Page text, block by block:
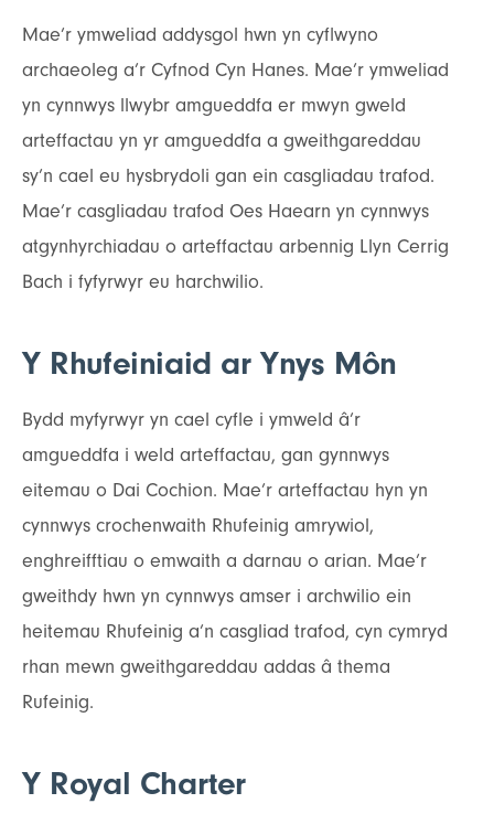
Mae’r ymweliad addysgol hwn yn cyflwyno
archaeoleg a’r Cyfnod Cyn Hanes. Mae’r ymweliad
yn cynnwys llwybr amgueddfa er mwyn gweld
arteffactau yn yr amgueddfa a gweithgareddau
sy’n cael eu hysbrydoli gan ein casgliadau trafod.
Mae’r casgliadau trafod Oes Haearn yn cynnwys
atgynhyrchiadau o arteffactau arbennig Llyn Cerrig
Bach i fyfyrwyr eu harchwilio.
Y Rhufeiniaid ar Ynys Môn
Bydd myfyrwyr yn cael cyfle i ymweld â’r
amgueddfa i weld arteffactau, gan gynnwys
eitemau o Dai Cochion. Mae’r arteffactau hyn yn
cynnwys crochenwaith Rhufeinig amrywiol,
enghreifftiau o emwaith a darnau o arian. Mae’r
gweithdy hwn yn cynnwys amser i archwilio ein
heitemau Rhufeinig a’n casgliad trafod, cyn cymryd
rhan mewn gweithgareddau addas â thema
Rufeinig.
Y Royal Charter